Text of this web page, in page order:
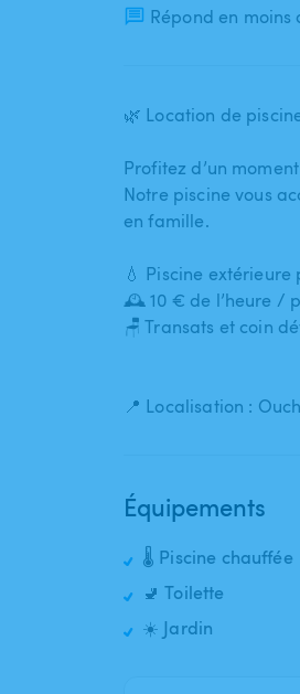
Répond en moins
🌿 Location de
Profitez d’un
Notre piscine vous
en famille.
💧 Piscine extérieure
🕰️ 10 € de l’heure ​/​
🪑 Transats et coin
📍 Localisation :
Équipements
🌡️ Piscine chauffée
🚽 Toilette
☀️ Jardin